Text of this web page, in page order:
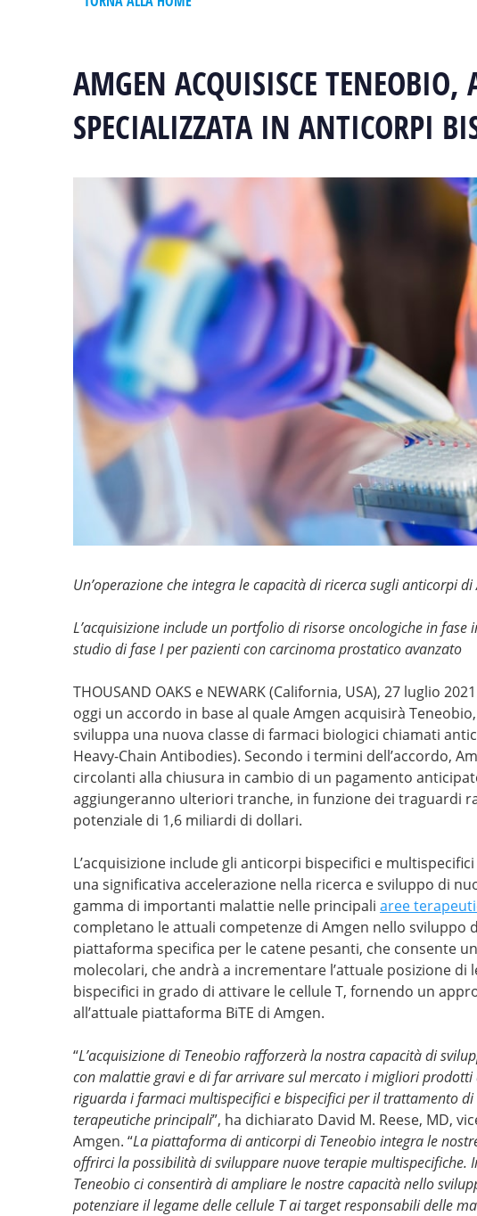
AMGEN ACQUISISCE TENEOBIO,
SPECIALIZZATA IN ANTICORPI
Un’operazione che integra le capacità di ricerca sugli anticorpi
L’acquisizione include un portfolio di risorse oncologiche in
studio di fase I per pazienti con carcinoma prostatico avanzato
THOUSAND OAKS e NEWARK (California, USA), 27 luglio
oggi un accordo in base al quale Amgen acquisirà
sviluppa una nuova classe di farmaci biologici chiamati
Heavy-Chain Antibodies). Secondo i termini dell’accordo,
circolanti alla chiusura in cambio di un pagamento
aggiungeranno ulteriori tranche, in funzione dei traguardi
potenziale di 1,6 miliardi di dollari.
L’acquisizione include gli anticorpi bispecifici e
una significativa accelerazione nella ricerca e sviluppo di
gamma di importanti malattie nelle principali aree
completano le attuali competenze di Amgen nello sviluppo
piattaforma specifica per le catene pesanti, che consente
molecolari, che andrà a incrementare l’attuale posizione
bispecifici in grado di attivare le cellule T, fornendo un
all’attuale piattaforma BiTE di Amgen.
“L’acquisizione di Teneobio rafforzerà la nostra capacità di
con malattie gravi e di far arrivare sul mercato i migliori
riguarda i farmaci multispecifici e bispecifici per il trattamento
terapeutiche principali”, ha dichiarato David M. Reese, MD,
Amgen. “La piattaforma di anticorpi di Teneobio integra le
offrirci la possibilità di sviluppare nuove terapie multispecifiche.
Teneobio ci consentirà di ampliare le nostre capacità nello
potenziare il legame delle cellule T ai target responsabili delle